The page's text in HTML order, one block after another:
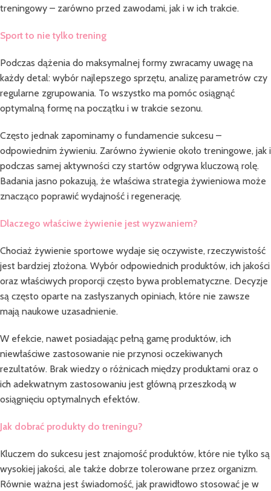
treningowy – zarówno przed zawodami, jak i w ich trakcie.
Sport to nie tylko trening
Podczas dążenia do maksymalnej formy zwracamy uwagę na
każdy detal: wybór najlepszego sprzętu, analizę parametrów czy
regularne zgrupowania. To wszystko ma pomóc osiągnąć
optymalną formę na początku i w trakcie sezonu.
Często jednak zapominamy o fundamencie sukcesu –
odpowiednim żywieniu. Zarówno żywienie około treningowe, jak i
podczas samej aktywności czy startów odgrywa kluczową rolę.
Badania jasno pokazują, że właściwa strategia żywieniowa może
znacząco poprawić wydajność i regenerację.
Dlaczego właściwe żywienie jest wyzwaniem?
Chociaż żywienie sportowe wydaje się oczywiste, rzeczywistość
jest bardziej złożona. Wybór odpowiednich produktów, ich jakości
oraz właściwych proporcji często bywa problematyczne. Decyzje
są często oparte na zasłyszanych opiniach, które nie zawsze
mają naukowe uzasadnienie.
W efekcie, nawet posiadając pełną gamę produktów, ich
niewłaściwe zastosowanie nie przynosi oczekiwanych
rezultatów. Brak wiedzy o różnicach między produktami oraz o
ich adekwatnym zastosowaniu jest główną przeszkodą w
osiągnięciu optymalnych efektów.
Jak dobrać produkty do treningu?
Kluczem do sukcesu jest znajomość produktów, które nie tylko są
wysokiej jakości, ale także dobrze tolerowane przez organizm.
Równie ważna jest świadomość, jak prawidłowo stosować je w